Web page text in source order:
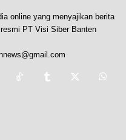
online yang menyajikan berita
PT Visi Siber Banten